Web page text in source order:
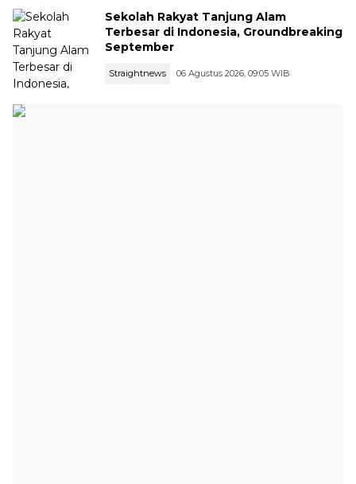
Sekolah Rakyat Tanjung Alam
Terbesar di Indonesia, Groundbreaking
September
Straightnews 06 Agustus 2026, 09:05 WIB